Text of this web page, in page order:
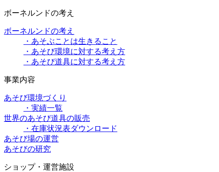
ボーネルンドの考え
ボーネルンドの考え
・あそぶことは生きること
・あそび環境に対する考え方
・あそび道具に対する考え方
事業内容
あそび環境づくり
・実績一覧
世界のあそび道具の販売
・在庫状況表ダウンロード
あそび場の運営
あそびの研究
ショップ・運営施設